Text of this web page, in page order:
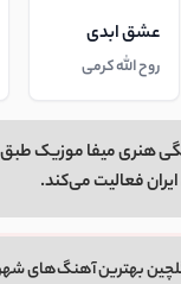
عشق ابدی
روح الله کرمی
هنری میفا موزیک
فعالیت می‌کند.
بهترین آهنگ‌های